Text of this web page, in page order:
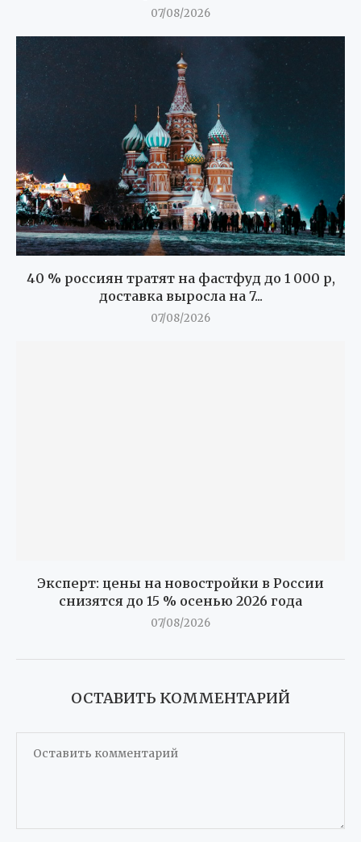
07/08/2026
40 % россиян тратят на фастфуд до 1 000 р,
доставка выросла на 7...
07/08/2026
Эксперт: цены на новостройки в России
снизятся до 15 % осенью 2026 года
07/08/2026
ОСТАВИТЬ КОММЕНТАРИЙ